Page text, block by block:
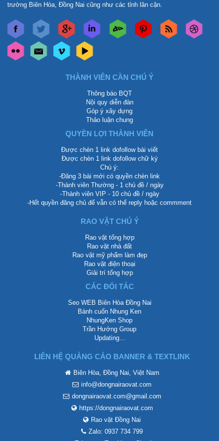
trường Biên Hòa, Đồng Nai cũng như các tỉnh lân cận.
THÀNH VIÊN CẦN CHÚ Ý
Thông báo BQT
Nội quy diễn đàn
Góp ý xây dựng
Thảo luận chung
QUYỀN LỢI THÀNH VIÊN
Được chèn 1 link dofollow bài viết
Được chèn 1 link dofollow chữ ký
Chú ý:
-Đăng 3 bài mới có quyền chèn link
-Thành viên Thường - 1 chủ đề / ngày
-Thành viên VIP - 10 chủ đề / ngày
-Hết quyền đăng chủ để vẫn có thể reply hoặc commment
RAO VẶT CHÚ Ý
Rao vặt tổng hợp
Rao vặt nhà đất
Rao vặt mỹ phẩm làm đẹp
Rao vặt điện thoại
Giải trí tổng hợp
CÁC ĐỐI TÁC
Seo WEB Biên Hòa Đồng Nai
Bánh cuốn Nhung Ken
NhungKen Shop
Trần Hướng Group
Updating...
LIÊN HỆ QUẢNG CÁO BANNER & TEXTLINK
Biên Hòa, Đồng Nai, Việt Nam
info@dongnairaovat.com
dongnairaovat.com@gmail.com
https://dongnairaovat.com
Rao vặt Đồng Nai
Zalo: 0937 734 799